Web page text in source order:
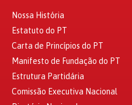
Nossa História
Estatuto do PT
Carta de Princípios do PT
Manifesto de Fundação do PT
Estrutura Partidária
Comissão Executiva Nacional